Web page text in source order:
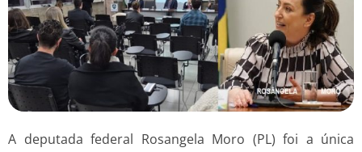
A deputada federal Rosangela Moro (PL) foi a única